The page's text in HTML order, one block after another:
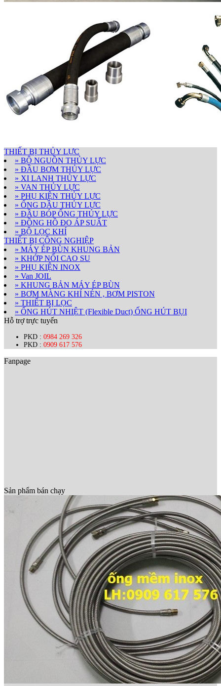
THIẾT BỊ THỦY LỰC
» BỘ NGUỒN THỦY LỰC
» ĐẦU BƠM THỦY LỰC
» XI LANH THỦY LỰC
» VAN THỦY LỰC
» PHỤ KIỆN THỦY LỰC
» ỐNG DẦU THỦY LỰC
» ĐẦU BÓP ỐNG THỦY LỰC
» ĐỒNG HỒ ĐO ÁP SUẤT
» BỘ LỌC KHÍ
THIẾT BỊ CÔNG NGHIỆP
» MÁY ÉP BÙN KHUNG BẢN
» KHỚP NỐI CAO SU
» PHỤ KIỆN INOX
» Van JOIL
» KHUNG BẢN MÁY ÉP BÙN
» BƠM MÀNG KHÍ NÉN , BƠM PISTON
» THIẾT BỊ LỌC
» ỐNG HÚT NHIỆT (Flexible Duct) ỐNG HÚT BỤI
Hỗ trợ trực tuyến
PKD : 0984 269 326
PKD : 0909 617 576
Fanpage
Sản phẩm bán chạy